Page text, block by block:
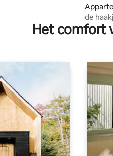
de
Het comfort